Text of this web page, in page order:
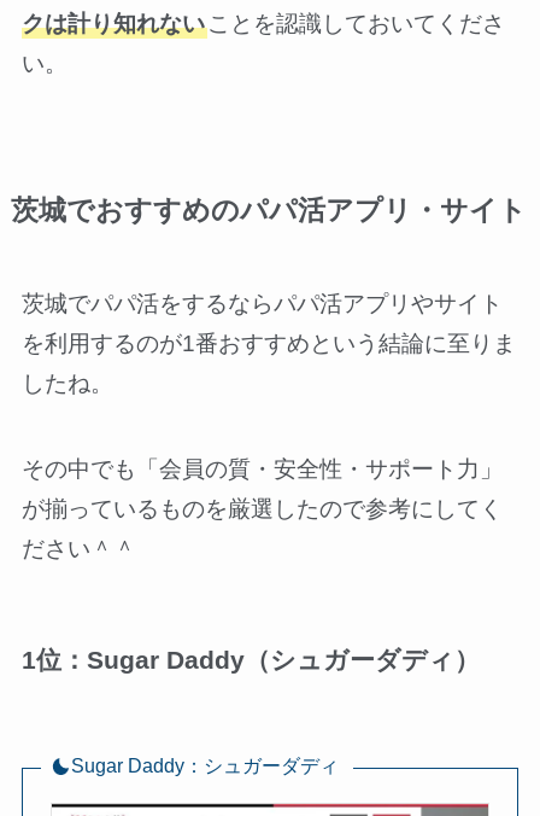
クは計り知れないことを認識しておいてくださ
い。
茨城でおすすめのパパ活アプリ・サイト
茨城でパパ活をするならパパ活アプリやサイト
を利用するのが1番おすすめという結論に至りま
したね。
その中でも「会員の質・安全性・サポート力」
が揃っているものを厳選したので参考にしてく
ださい＾＾
1位：Sugar Daddy（シュガーダディ）
Sugar Daddy：シュガーダディ